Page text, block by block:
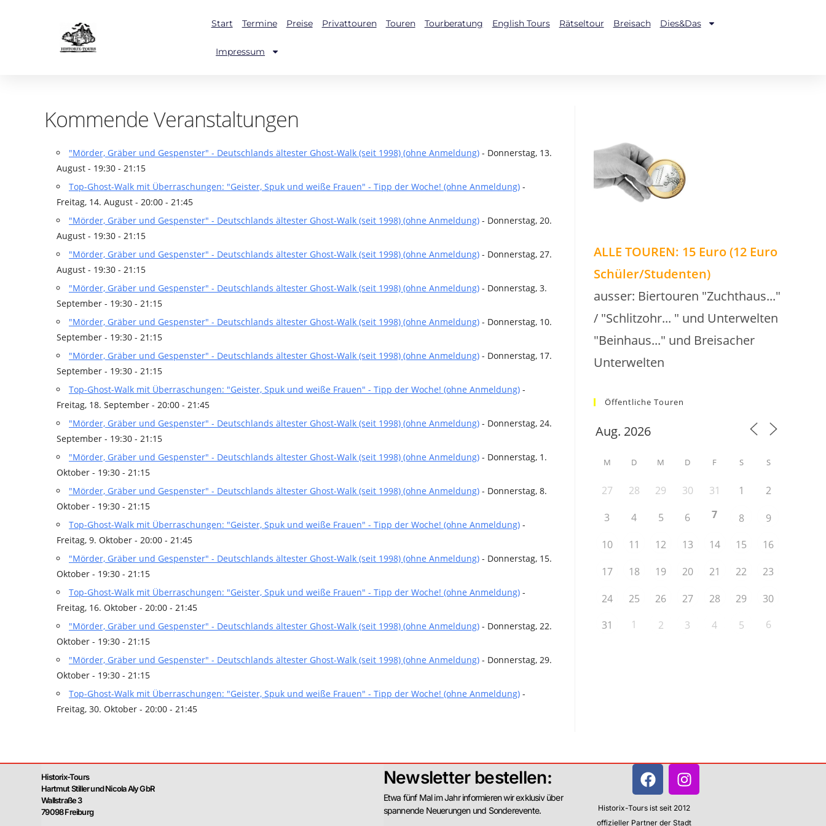
Start Termine Preise Privattouren Touren Tourberatung English Tours Rätseltour Breisach Dies&Das
Impressum
Kommende Veranstaltungen
"Mörder, Gräber und Gespenster" - Deutschlands ältester Ghost-Walk (seit 1998) (ohne Anmeldung) - Donnerstag, 13.
August - 19:30 - 21:15
Top-Ghost-Walk mit Überraschungen: "Geister, Spuk und weiße Frauen" - Tipp der Woche! (ohne Anmeldung) -
Freitag, 14. August - 20:00 - 21:45
"Mörder, Gräber und Gespenster" - Deutschlands ältester Ghost-Walk (seit 1998) (ohne Anmeldung) - Donnerstag, 20.
August - 19:30 - 21:15
"Mörder, Gräber und Gespenster" - Deutschlands ältester Ghost-Walk (seit 1998) (ohne Anmeldung) - Donnerstag, 27.
August - 19:30 - 21:15
"Mörder, Gräber und Gespenster" - Deutschlands ältester Ghost-Walk (seit 1998) (ohne Anmeldung) - Donnerstag, 3.
September - 19:30 - 21:15
"Mörder, Gräber und Gespenster" - Deutschlands ältester Ghost-Walk (seit 1998) (ohne Anmeldung) - Donnerstag, 10.
September - 19:30 - 21:15
"Mörder, Gräber und Gespenster" - Deutschlands ältester Ghost-Walk (seit 1998) (ohne Anmeldung) - Donnerstag, 17.
September - 19:30 - 21:15
Top-Ghost-Walk mit Überraschungen: "Geister, Spuk und weiße Frauen" - Tipp der Woche! (ohne Anmeldung) -
Freitag, 18. September - 20:00 - 21:45
"Mörder, Gräber und Gespenster" - Deutschlands ältester Ghost-Walk (seit 1998) (ohne Anmeldung) - Donnerstag, 24.
September - 19:30 - 21:15
"Mörder, Gräber und Gespenster" - Deutschlands ältester Ghost-Walk (seit 1998) (ohne Anmeldung) - Donnerstag, 1.
Oktober - 19:30 - 21:15
"Mörder, Gräber und Gespenster" - Deutschlands ältester Ghost-Walk (seit 1998) (ohne Anmeldung) - Donnerstag, 8.
Oktober - 19:30 - 21:15
Top-Ghost-Walk mit Überraschungen: "Geister, Spuk und weiße Frauen" - Tipp der Woche! (ohne Anmeldung) -
Freitag, 9. Oktober - 20:00 - 21:45
"Mörder, Gräber und Gespenster" - Deutschlands ältester Ghost-Walk (seit 1998) (ohne Anmeldung) - Donnerstag, 15.
Oktober - 19:30 - 21:15
Top-Ghost-Walk mit Überraschungen: "Geister, Spuk und weiße Frauen" - Tipp der Woche! (ohne Anmeldung) -
Freitag, 16. Oktober - 20:00 - 21:45
"Mörder, Gräber und Gespenster" - Deutschlands ältester Ghost-Walk (seit 1998) (ohne Anmeldung) - Donnerstag, 22.
Oktober - 19:30 - 21:15
"Mörder, Gräber und Gespenster" - Deutschlands ältester Ghost-Walk (seit 1998) (ohne Anmeldung) - Donnerstag, 29.
Oktober - 19:30 - 21:15
Top-Ghost-Walk mit Überraschungen: "Geister, Spuk und weiße Frauen" - Tipp der Woche! (ohne Anmeldung) -
Freitag, 30. Oktober - 20:00 - 21:45
ALLE TOUREN: 15 Euro (12 Euro
Schüler/Studenten)
ausser: Biertouren "Zuchthaus..."
/ "Schlitzohr... " und Unterwelten
"Beinhaus..." und Breisacher
Unterwelten
Öffentliche Touren
M D M D F S S
27 28 29 30 31 1
2
3
4 5 6 7 8
9
10
11 12 13 14 15
16
17
18 19 20 21 22
23
24
25 26 27 28 29
30
31
1 2 3 4 5 6
Historix-Tours
Hartmut Stiller und Nicola Aly GbR
Wallstraße 3
79098 Freiburg
Newsletter bestellen:
Etwa fünf Mal im Jahr informieren wir exklusiv über
spannende Neuerungen und Sonderevente.
Historix-Tours ist seit 2012
offizieller Partner der Stadt